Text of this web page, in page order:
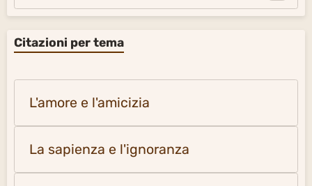
Citazioni per tema
L'amore e l'amicizia
La sapienza e l'ignoranza